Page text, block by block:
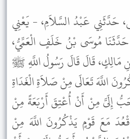
حَدَّثَنِي عَبْدُ السَّلاَمِ، - يَعْنِي
مُوسَى بْنُ خَلَفٍ الْعَمِّيُّ،
قَالَ قَالَ رَسُولُ اللَّهِ ﷺ
اللَّهَ تَعَالَى مِنْ صَلاَةِ الْغَدَاةِ
إِلَىَّ مِنْ أَنْ أُعْتِقَ أَرْبَعَةً مِنْ
مَعَ قَوْمٍ يَذْكُرُونَ اللَّهَ مِنْ